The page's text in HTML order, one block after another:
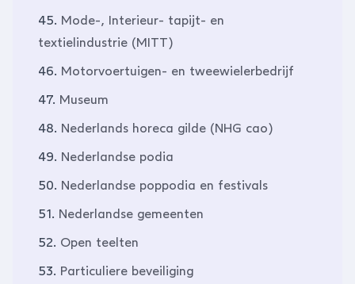
45. Mode-, Interieur- tapijt- en
textielindustrie (MITT)
46. Motorvoertuigen- en tweewielerbedrijf
47. Museum
48. Nederlands horeca gilde (NHG cao)
49. Nederlandse podia
50. Nederlandse poppodia en festivals
51. Nederlandse gemeenten
52. Open teelten
53. Particuliere beveiliging